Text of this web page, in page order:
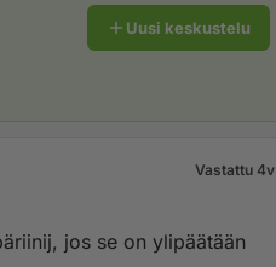
Uusi keskustelu
Vastattu 4v
jos se on ylipäätään